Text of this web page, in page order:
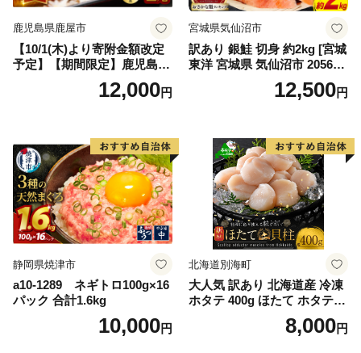
鹿児島県鹿屋市
【10/1(木)より寄附金額改定
予定】【期間限定】鹿児島県
大隅産うなぎ蒲焼4尾（400
g） KN007-02312,000円
宮城県気仙沼市
訳あり 銀鮭 切身 約2kg [宮城
東洋 宮城県 気仙沼市 205649
91] 鮭 魚介類 海鮮 訳アリ 規
格外 不揃い さけ サケ 鮭切身
切り身 魚 わけあり
12,500円
静岡県焼津市
a10-1289 ネギトロ100g×16
パック 合計1.6kg
10,000円
北海道別海町
大人気 訳あり 北海道産 冷凍
ホタテ 400g ほたて ホタテ
8,000円